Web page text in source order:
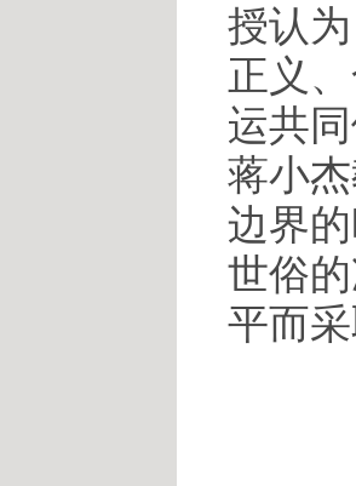
授认
正义
运共
蒋小
边界
世俗
平而